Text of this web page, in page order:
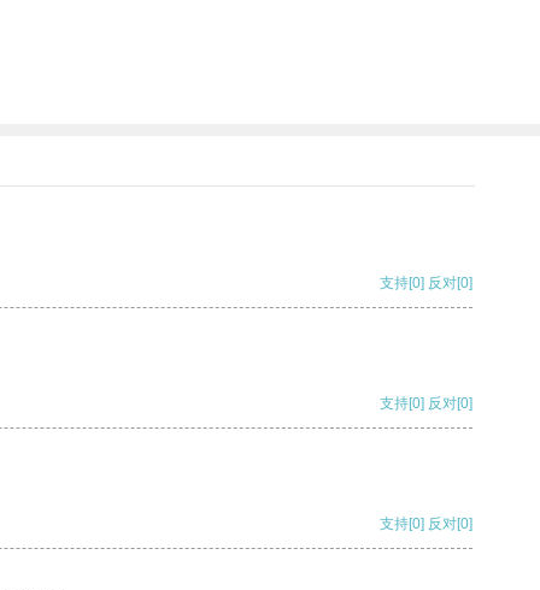
支持[0] 反对[0]
支持[0] 反对[0]
支持[0] 反对[0]